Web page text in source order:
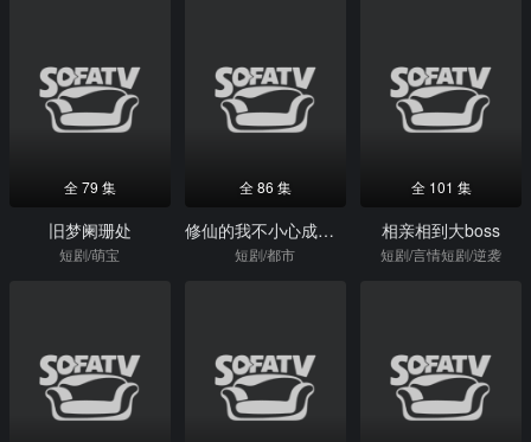
全 79 集
旧梦阑珊处
短剧/萌宝
全 86 集
修仙的我不小心成了高考状元
短剧/都市
全 101 集
相亲相到大boss
短剧/言情短剧/逆袭